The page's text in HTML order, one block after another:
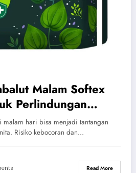
Malam Softex
Perlindungan
hari bisa menjadi tantangan
Risiko kebocoran dan…
Read More